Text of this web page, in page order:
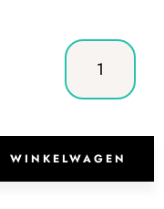
T-
Abby
aantal
WINKELWAGEN